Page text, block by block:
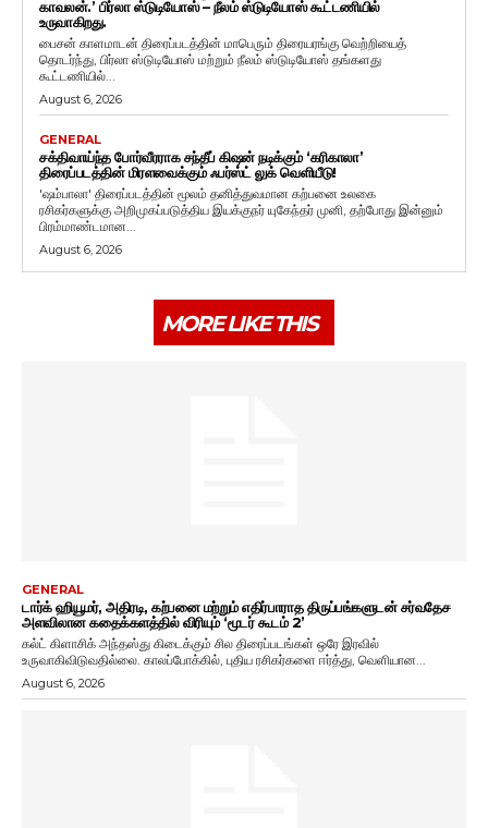
காவலன்.’ பிர்லா ஸ்டுடியோஸ் – நீலம் ஸ்டுடியோஸ் கூட்டணியில்
உருவாகிறது.
பைசன் காளமாடன் திரைப்படத்தின் மாபெரும் திரையரங்கு வெற்றியைத்
தொடர்ந்து, பிர்லா ஸ்டுடியோஸ் மற்றும் நீலம் ஸ்டுடியோஸ் தங்களது
கூட்டணியில்...
August 6, 2026
GENERAL
சக்திவாய்ந்த போர்வீரராக சந்தீப் கிஷன் நடிக்கும் ‘கரிகாலா’
திரைப்படத்தின் மிரளவைக்கும் ஃபர்ஸ்ட் லுக் வெளியீடு!
'ஷம்பாலா' திரைப்படத்தின் மூலம் தனித்துவமான கற்பனை உலகை
ரசிகர்களுக்கு அறிமுகப்படுத்திய இயக்குநர் யுகேந்தர் முனி, தற்போது இன்னும்
பிரம்மாண்டமான...
August 6, 2026
MORE LIKE THIS
GENERAL
டார்க் ஹியூமர், அதிரடி, கற்பனை மற்றும் எதிர்பாராத திருப்பங்களுடன் சர்வதேச
அளவிலான கதைக்களத்தில் விரியும் ‘மூடர் கூடம் 2’
கல்ட் கிளாசிக் அந்தஸ்து கிடைக்கும் சில திரைப்படங்கள் ஒரே இரவில்
உருவாகிவிடுவதில்லை. காலப்போக்கில், புதிய ரசிகர்களை ஈர்த்து, வெளியான...
August 6, 2026